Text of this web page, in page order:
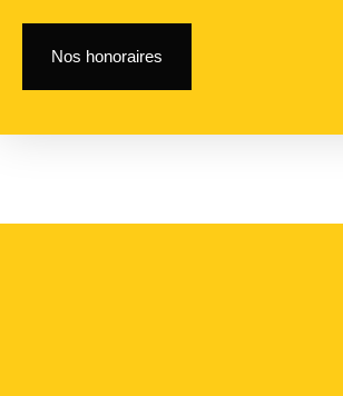
Nos honoraires